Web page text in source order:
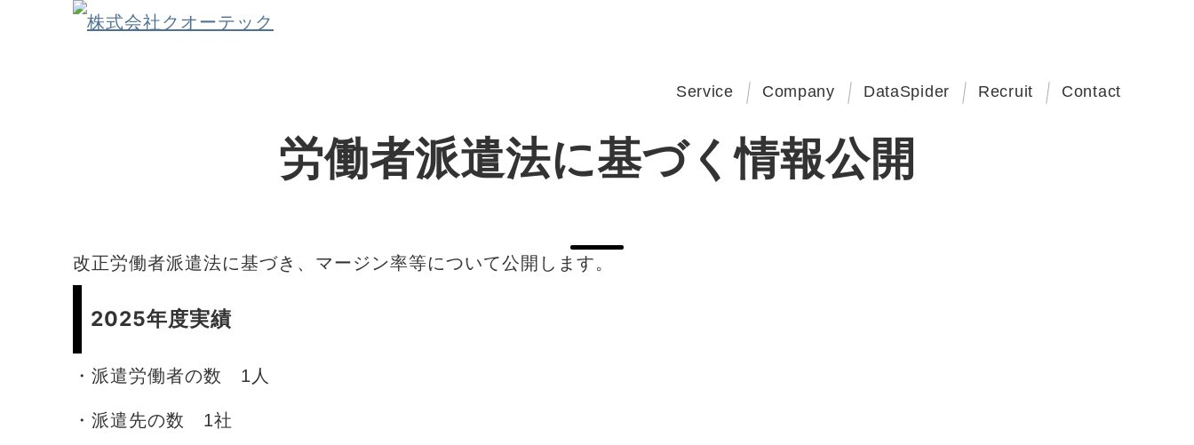
Service Company DataSpider Recruit Contact
労働者派遣法に基づく情報公開
改正労働者派遣法に基づき、マージン率等について公開します。
2025年度実績
・派遣労働者の数 1人
・派遣先の数 1社